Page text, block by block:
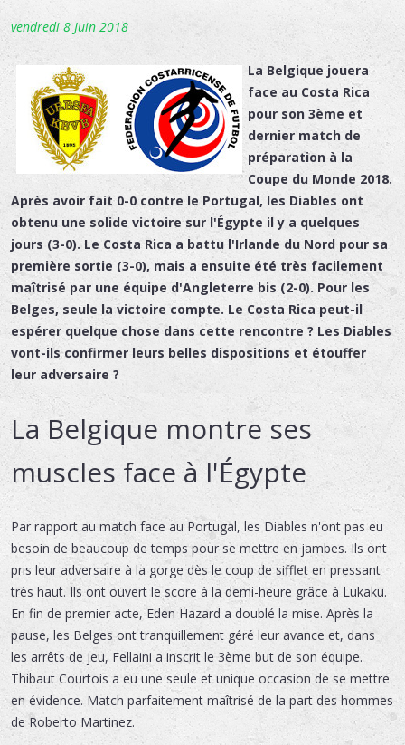
vendredi 8 Juin 2018
La Belgique jouera
face au Costa Rica
pour son 3ème et
dernier match de
préparation à la
Coupe du Monde 2018.
Après avoir fait 0-0 contre le Portugal, les Diables ont
obtenu une solide victoire sur l'Égypte il y a quelques
jours (3-0). Le Costa Rica a battu l'Irlande du Nord pour sa
première sortie (3-0), mais a ensuite été très facilement
maîtrisé par une équipe d'Angleterre bis (2-0). Pour les
Belges, seule la victoire compte. Le Costa Rica peut-il
espérer quelque chose dans cette rencontre ? Les Diables
vont-ils confirmer leurs belles dispositions et étouffer
leur adversaire ?
La Belgique montre ses
muscles face à l'Égypte
Par rapport au match face au Portugal, les Diables n'ont pas eu
besoin de beaucoup de temps pour se mettre en jambes. Ils ont
pris leur adversaire à la gorge dès le coup de sifflet en pressant
très haut. Ils ont ouvert le score à la demi-heure grâce à Lukaku.
En fin de premier acte, Eden Hazard a doublé la mise. Après la
pause, les Belges ont tranquillement géré leur avance et, dans
les arrêts de jeu, Fellaini a inscrit le 3ème but de son équipe.
Thibaut Courtois a eu une seule et unique occasion de se mettre
en évidence. Match parfaitement maîtrisé de la part des hommes
de Roberto Martinez.